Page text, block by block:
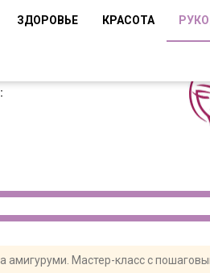
ЗДОРОВЬЕ КРАСОТА
амигуруми. Мастер-класс с